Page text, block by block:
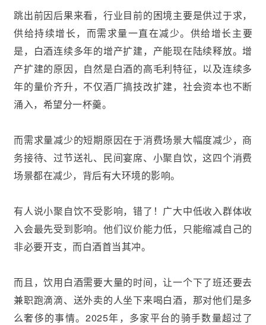
跳出前因后果来看，行业目前的困境主要是供过于求，
供给持续增长，而需求量一直在减少。供给增长主要
是，白酒连续多年的增产扩建，产能现在陆续释放。增
产扩建的原因，自然是白酒的高毛利特征，以及连续多
年的量价齐升，不仅酒厂搞技改扩建，社会资本也不断
涌入，希望分一杯羹。
而需求量减少的短期原因在于消费场景大幅度减少，商
务接待、过节送礼、民间宴席、小聚自饮，这四个消费
场景都在减少，背后有大环境的影响。
有人说小聚自饮不受影响，错了！广大中低收入群体收
入会最先受到影响。他们议价能力低，只能缩减自己的
非必要开支，而白酒首当其冲。
而且，饮用白酒需要大量的时间，让一个下了班还要去
兼职跑滴滴、送外卖的人坐下来喝白酒，那对他们是多
么奢侈的事情。2025年，多家平台的骑手数量超过了